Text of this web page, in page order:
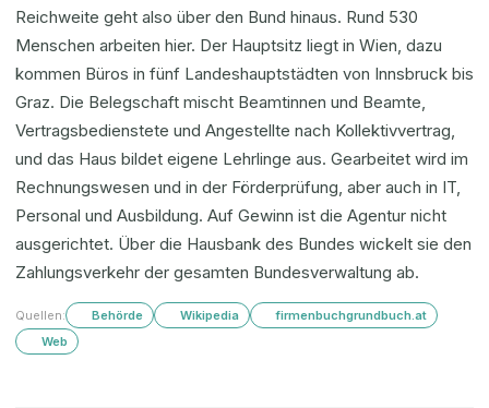
Reichweite geht also über den Bund hinaus. Rund 530
Menschen arbeiten hier. Der Hauptsitz liegt in Wien, dazu
kommen Büros in fünf Landeshauptstädten von Innsbruck bis
Graz. Die Belegschaft mischt Beamtinnen und Beamte,
Vertragsbedienstete und Angestellte nach Kollektivvertrag,
und das Haus bildet eigene Lehrlinge aus. Gearbeitet wird im
Rechnungswesen und in der Förderprüfung, aber auch in IT,
Personal und Ausbildung. Auf Gewinn ist die Agentur nicht
ausgerichtet. Über die Hausbank des Bundes wickelt sie den
Zahlungsverkehr der gesamten Bundesverwaltung ab.
Quellen: Behörde Wikipedia
firmenbuchgrundbuch.at
Web